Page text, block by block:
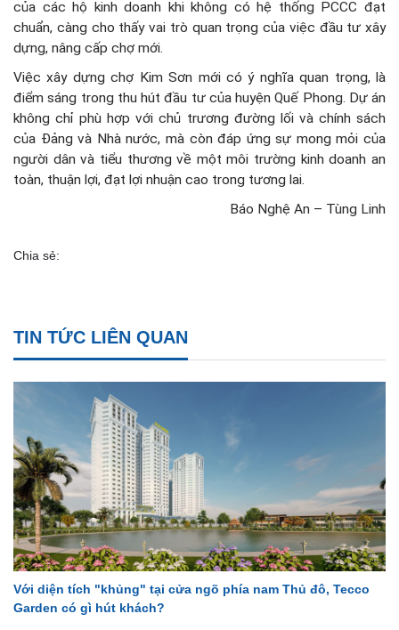
của các hộ kinh doanh khi không có hệ thống PCCC đạt
chuẩn, càng cho thấy vai trò quan trọng của việc đầu tư xây
dựng, nâng cấp chợ mới.
Việc xây dựng chợ Kim Sơn mới có ý nghĩa quan trọng, là
điểm sáng trong thu hút đầu tư của huyện Quế Phong. Dự án
không chỉ phù hợp với chủ trương đường lối và chính sách
của Đảng và Nhà nước, mà còn đáp ứng sự mong mỏi của
người dân và tiểu thương về một môi trường kinh doanh an
toàn, thuận lợi, đạt lợi nhuận cao trong tương lai.
Báo Nghệ An – Tùng Linh
Chia sẻ:
TIN TỨC LIÊN QUAN
Với diện tích "khủng" tại cửa ngõ phía nam Thủ đô, Tecco
Garden có gì hút khách?